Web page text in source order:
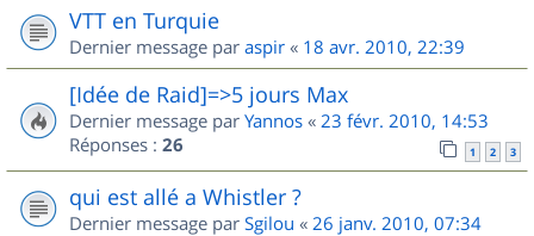
VTT en Turquie
Dernier message par aspir « 18 avr. 2010, 22:39
[Idée de Raid]=>5 jours Max
Dernier message par Yannos « 23 févr. 2010, 14:53
Réponses : 26 1 2 3
qui est allé a Whistler ?
Dernier message par Sgilou « 26 janv. 2010, 07:34